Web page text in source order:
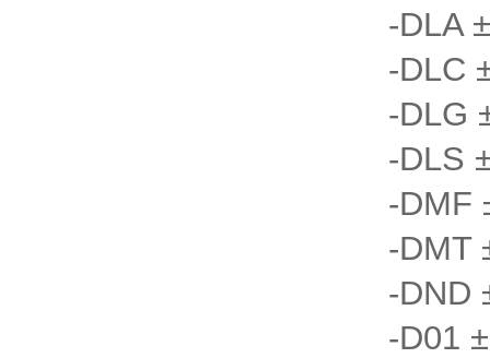
-DLA
-DLC
-DLG
-DLS
-DMF
-DMT
-DND
-D01